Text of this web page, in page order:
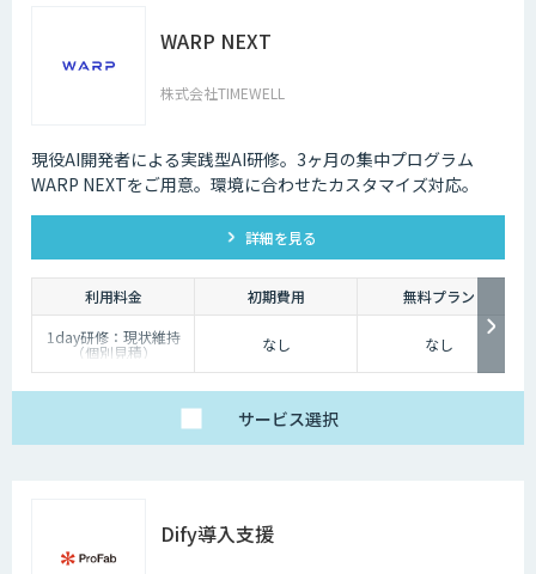
WARP NEXT
株式会社TIMEWELL
現役AI開発者による実践型AI研修。3ヶ月の集中プログラム
WARP NEXTをご用意。環境に合わせたカスタマイズ対応。
詳細を見る
利用料金 初期費用
無料プラン
1day研修：現状維持
（個別見積）
スタンダードプラン：
なし なし
サービス選択
Dify導入支援